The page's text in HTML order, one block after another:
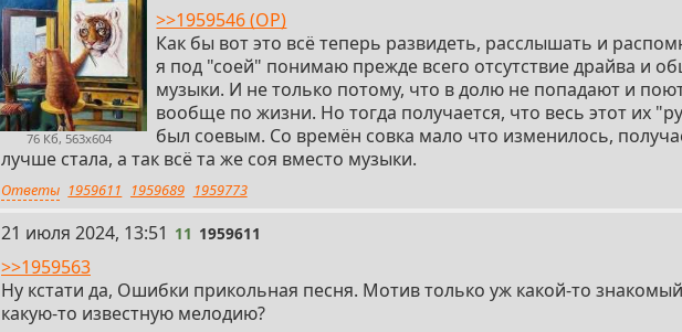
76 Кб, 563x604
>>1959546 (OP)
Как бы вот это всё теперь развидеть, расслышать и
я под "соей" понимаю прежде всего отсутствие драйва и
музыки. И не только потому, что в долю не попадают и
вообще по жизни. Но тогда получается, что весь этот их
был соевым. Со времён совка мало что изменилось,
лучше стала, а так всё та же соя вместо музыки.
Ответы 1959611 1959689 1959773
11
21 июля 2024, 13:51 11 1959611
>>1959563
Ну кстати да, Ошибки прикольная песня. Мотив только уж какой-то
какую-то известную мелодию?